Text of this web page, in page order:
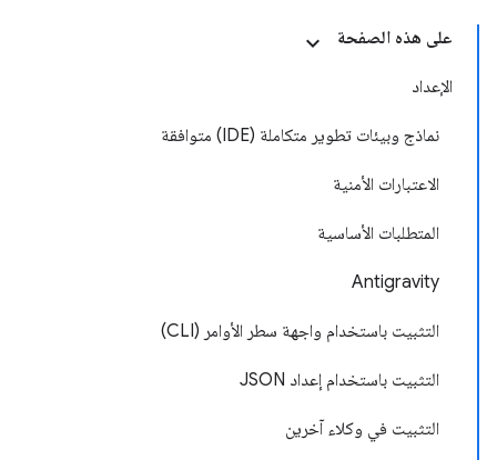
على هذه الصفحة
الإعداد
نماذج وبيئات تطوير متكاملة (IDE) متوافقة
الاعتبارات الأمنية
المتطلبات الأساسية
Antigravity
التثبيت باستخدام واجهة سطر الأوامر (CLI)
التثبيت باستخدام إعداد JSON
التثبيت في وكلاء آخرين